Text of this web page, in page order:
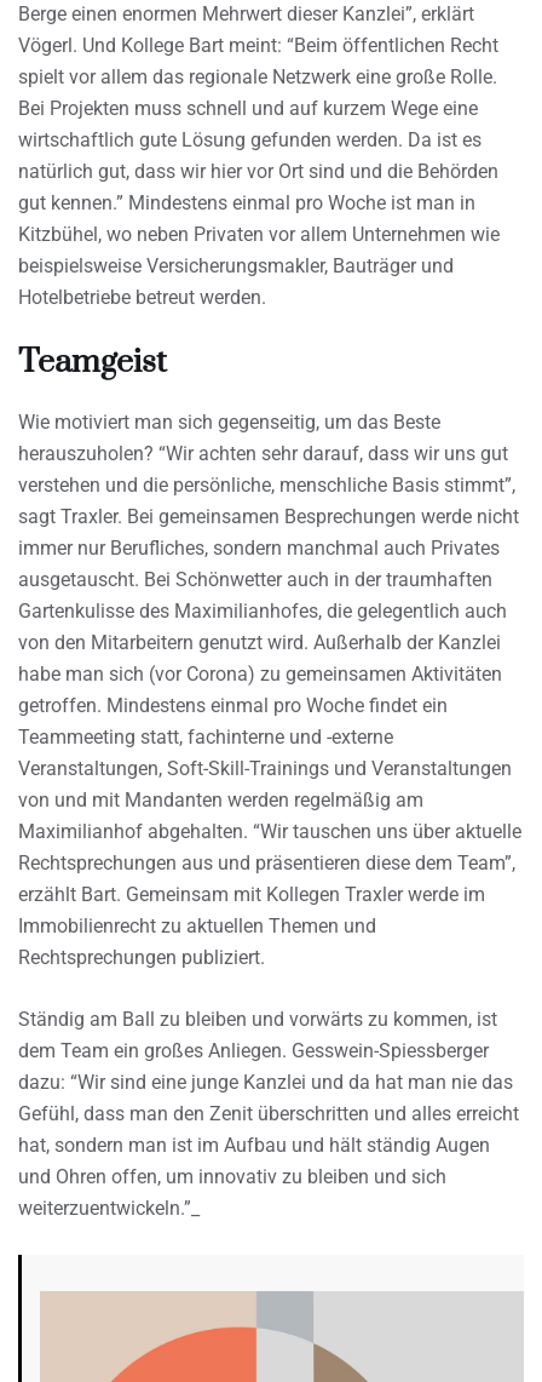
Berge einen enormen Mehrwert dieser Kanzlei”, erklärt
Vögerl. Und Kollege Bart meint: “Beim öffentlichen Recht
spielt vor allem das regionale Netzwerk eine große Rolle.
Bei Projekten muss schnell und auf kurzem Wege eine
wirtschaftlich gute Lösung gefunden werden. Da ist es
natürlich gut, dass wir hier vor Ort sind und die Behörden
gut kennen.” Mindestens einmal pro Woche ist man in
Kitzbühel, wo neben Privaten vor allem Unternehmen wie
beispielsweise Versicherungsmakler, Bauträger und
Hotelbetriebe betreut werden.
Teamgeist
Wie motiviert man sich gegenseitig, um das Beste
herauszuholen? “Wir achten sehr darauf, dass wir uns gut
verstehen und die persönliche, menschliche Basis stimmt”,
sagt Traxler. Bei gemeinsamen Besprechungen werde nicht
immer nur Berufliches, sondern manchmal auch Privates
ausgetauscht. Bei Schönwetter auch in der traumhaften
Gartenkulisse des Maximilianhofes, die gelegentlich auch
von den Mitarbeitern genutzt wird. Außerhalb der Kanzlei
habe man sich (vor Corona) zu gemeinsamen Aktivitäten
getroffen. Mindestens einmal pro Woche findet ein
Teammeeting statt, fachinterne und -externe
Veranstaltungen, Soft-Skill-Trainings und Veranstaltungen
von und mit Mandanten werden regelmäßig am
Maximilianhof abgehalten. “Wir tauschen uns über aktuelle
Rechtsprechungen aus und präsentieren diese dem Team”,
erzählt Bart. Gemeinsam mit Kollegen Traxler werde im
Immobilienrecht zu aktuellen Themen und
Rechtsprechungen publiziert.
Ständig am Ball zu bleiben und vorwärts zu kommen, ist
dem Team ein großes Anliegen. Gesswein-Spiessberger
dazu: “Wir sind eine junge Kanzlei und da hat man nie das
Gefühl, dass man den Zenit überschritten und alles erreicht
hat, sondern man ist im Aufbau und hält ständig Augen
und Ohren offen, um innovativ zu bleiben und sich
weiterzuentwickeln.”_